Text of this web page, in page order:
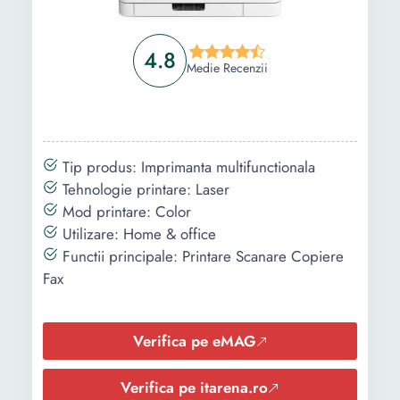
macOS Windows
Lungime:
380 mm
Latime:
435 mm
Inaltime:
159 mm
Alimentator
Nu
Wi-Fi
Retea
Wi-Fi
Retea
Culoare Negru
Functii
speciale
- -
Tip display -
-
Dimensiune
- -
4.8 Medie Recenzii
Tip produs: Imprimanta multifunctionala
Tehnologie printare: Laser
Mod printare: Color
Utilizare: Home & office
Functii principale: Printare Scanare Copiere
Fax
Verifica pe eMAG
Verifica pe itarena.ro